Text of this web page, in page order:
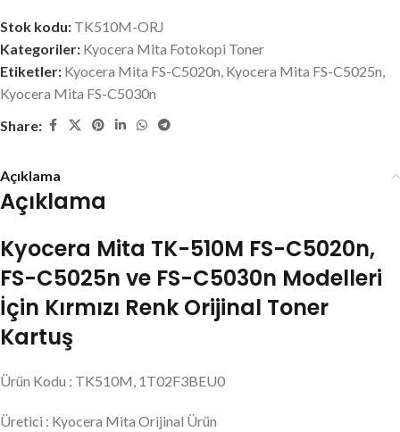
Stok kodu: TK510M-ORJ
Kategoriler: Kyocera Mita Fotokopi Toner
Etiketler: Kyocera Mita FS-C5020n, Kyocera Mita FS-C5025n,
Kyocera Mita FS-C5030n
Share:
Açıklama
Açıklama
Kyocera Mita TK-510M FS-C5020n,
FS-C5025n ve FS-C5030n Modelleri
İçin Kırmızı Renk Orijinal Toner
Kartuş
Ürün Kodu : TK510M, 1T02F3BEU0
Üretici : Kyocera Mita Orijinal Ürün